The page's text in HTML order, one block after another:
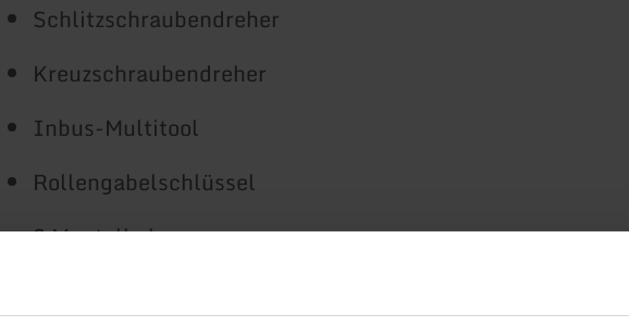
Schlitzschraubendreher
Kreuzschraubendreher
Inbus-Multitool
Rollengabelschlüssel
2 Mantelheber